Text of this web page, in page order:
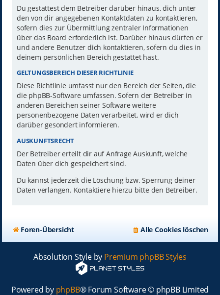
Du gestattest dem Betreiber darüber hinaus, dich unter
den von dir angegebenen Kontaktdaten zu kontaktieren,
sofern dies zur Übermittlung zentraler Informationen
über das Board erforderlich ist. Darüber hinaus dürfen er
und andere Benutzer dich kontaktieren, sofern du dies in
deinem persönlichen Bereich gestattet hast.
GELTUNGSBEREICH DIESER RICHTLINIE
Diese Richtlinie umfasst nur den Bereich der Seiten, die
die phpBB-Software umfassen. Sofern der Betreiber in
anderen Bereichen seiner Software weitere
personenbezogene Daten verarbeitet, wird er dich
darüber gesondert informieren.
AUSKUNFTSRECHT
Der Betreiber erteilt dir auf Anfrage Auskunft, welche
Daten über dich gespeichert sind.
Du kannst jederzeit die Löschung bzw. Sperrung deiner
Daten verlangen. Kontaktiere hierzu bitte den Betreiber.
Foren-Übersicht Alle Cookies löschen
Absolution Style by Premium phpBB Styles
Powered by phpBB® Forum Software © phpBB Limited